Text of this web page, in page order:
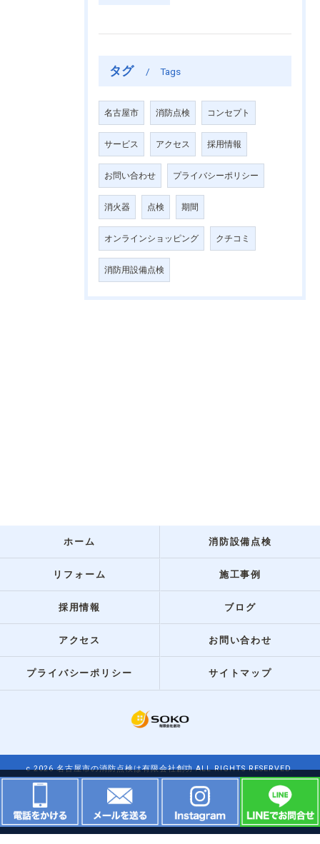
タグ Tags
名古屋市 消防点検 コンセプト
サービス アクセス 採用情報
お問い合わせ プライバシーポリシー
消火器 点検 期間
オンラインショッピング クチコミ
消防用設備点検
ホーム 消防設備点検
リフォーム 施工事例
採用情報 ブログ
アクセス お問い合わせ
プライバシーポリシー サイトマップ
c 2026 名古屋市の消防点検は有限会社創功 ALL RIGHTS RESERVED.